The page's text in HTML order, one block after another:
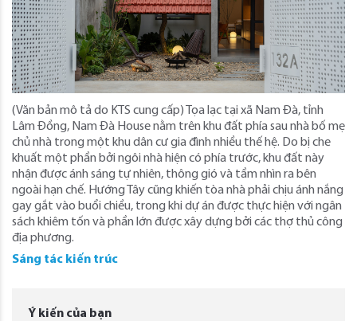
(Văn bản mô tả do KTS cung cấp) Tọa lạc tại xã Nam Đà, tỉnh
Lâm Đồng, Nam Đà House nằm trên khu đất phía sau nhà bố mẹ
chủ nhà trong một khu dân cư gia đình nhiều thế hệ. Do bị che
khuất một phần bởi ngôi nhà hiện có phía trước, khu đất này
nhận được ánh sáng tự nhiên, thông gió và tầm nhìn ra bên
ngoài hạn chế. Hướng Tây cũng khiến tòa nhà phải chịu ánh nắng
gay gắt vào buổi chiều, trong khi dự án được thực hiện với ngân
sách khiêm tốn và phần lớn được xây dựng bởi các thợ thủ công
địa phương.
Sáng tác kiến trúc
Ý kiến của bạn